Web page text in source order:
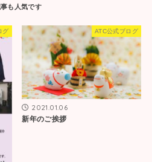
グ ATC公式ブログ
2021.01.06
新年のご挨拶